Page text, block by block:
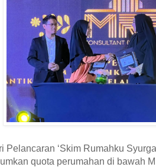
Pelancaran ‘Skim Rumahku
quota perumahan di bawah